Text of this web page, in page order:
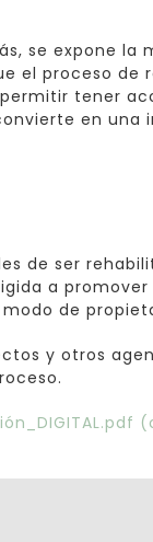
se expone la
el proceso de
tener
en
de ser
a
de
y otros